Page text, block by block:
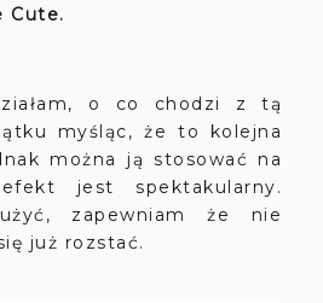
Cute.
o co chodzi z tą
myśląc, że to kolejna
można ją stosować na
jest spektakularny.
zapewniam że nie
już rozstać.